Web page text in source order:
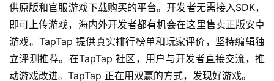
供原版和官服游戏下载购买的平台。开发者无需接入SDK，
即可上传游戏，海内外开发者都有机会在这里售卖正版安卓
游戏。TapTap 提供真实排行榜单和玩家评价，坚持编辑独
立评测推荐。在TapTap 社区，用户与开发者直接交流，推
动游戏改进。TapTap 正在用双赢的方式，发现好游戏。